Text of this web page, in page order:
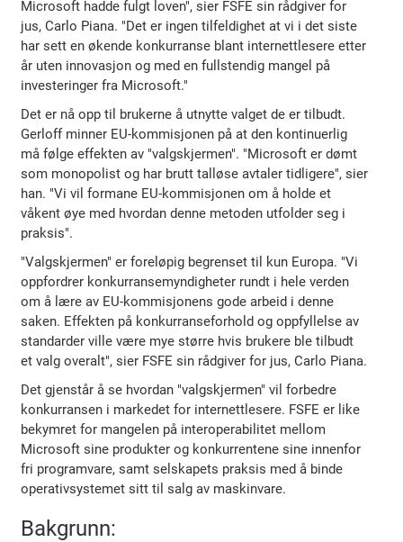
Microsoft hadde fulgt loven", sier FSFE sin rådgiver for
jus, Carlo Piana. "Det er ingen tilfeldighet at vi i det siste
har sett en økende konkurranse blant internettlesere etter
år uten innovasjon og med en fullstendig mangel på
investeringer fra Microsoft."
Det er nå opp til brukerne å utnytte valget de er tilbudt.
Gerloff minner EU-kommisjonen på at den kontinuerlig
må følge effekten av "valgskjermen". "Microsoft er dømt
som monopolist og har brutt talløse avtaler tidligere", sier
han. "Vi vil formane EU-kommisjonen om å holde et
våkent øye med hvordan denne metoden utfolder seg i
praksis".
"Valgskjermen" er foreløpig begrenset til kun Europa. "Vi
oppfordrer konkurransemyndigheter rundt i hele verden
om å lære av EU-kommisjonens gode arbeid i denne
saken. Effekten på konkurranseforhold og oppfyllelse av
standarder ville være mye større hvis brukere ble tilbudt
et valg overalt", sier FSFE sin rådgiver for jus, Carlo Piana.
Det gjenstår å se hvordan "valgskjermen" vil forbedre
konkurransen i markedet for internettlesere. FSFE er like
bekymret for mangelen på interoperabilitet mellom
Microsoft sine produkter og konkurrentene sine innenfor
fri programvare, samt selskapets praksis med å binde
operativsystemet sitt til salg av maskinvare.
Bakgrunn: